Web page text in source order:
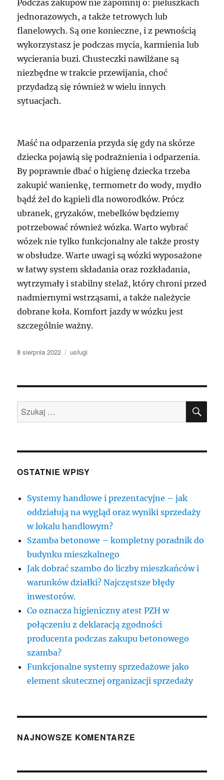
Podczas zakupów nie zapomnij o: pieluszkach
jednorazowych, a także tetrowych lub
flanelowych. Są one konieczne, i z pewnością
wykorzystasz je podczas mycia, karmienia lub
wycierania buzi. Chusteczki nawilżane są
niezbędne w trakcie przewijania, choć
przydadzą się również w wielu innych
sytuacjach.
Maść na odparzenia przyda się gdy na skórze
dziecka pojawią się podrażnienia i odparzenia.
By poprawnie dbać o higienę dziecka trzeba
zakupić wanienkę, termometr do wody, mydło
bądź żel do kąpieli dla noworodków. Prócz
ubranek, gryzaków, mebelków będziemy
potrzebować również wózka. Warto wybrać
wózek nie tylko funkcjonalny ale także prosty
w obsłudze. Warte uwagi są wózki wyposażone
w łatwy system składania oraz rozkładania,
wytrzymały i stabilny stelaż, który chroni przed
nadmiernymi wstrząsami, a także należycie
dobrane koła. Komfort jazdy w wózku jest
szczególnie ważny.
Data
8 sierpnia 2022 Kategorie
usługi
Szukaj:
OSTATNIE WPISY
Systemy handlowe i prezentacyjne – jak
oddziałują na wygląd oraz wyniki sprzedaży
w lokalu handlowym?
Szamba betonowe – kompletny poradnik do
budynku mieszkalnego
Jak dobrać szambo do liczby mieszkańców i
warunków działki? Najczęstsze błędy
inwestorów.
Co oznacza higieniczny atest PZH w
połączeniu z deklaracją zgodności
producenta podczas zakupu betonowego
szamba?
Funkcjonalne systemy sprzedażowe jako
element skutecznej organizacji sprzedaży
NAJNOWSZE KOMENTARZE